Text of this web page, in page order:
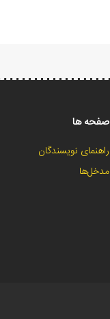
صفحه ها
راهنمای نویسندگان
مدخل‌ها